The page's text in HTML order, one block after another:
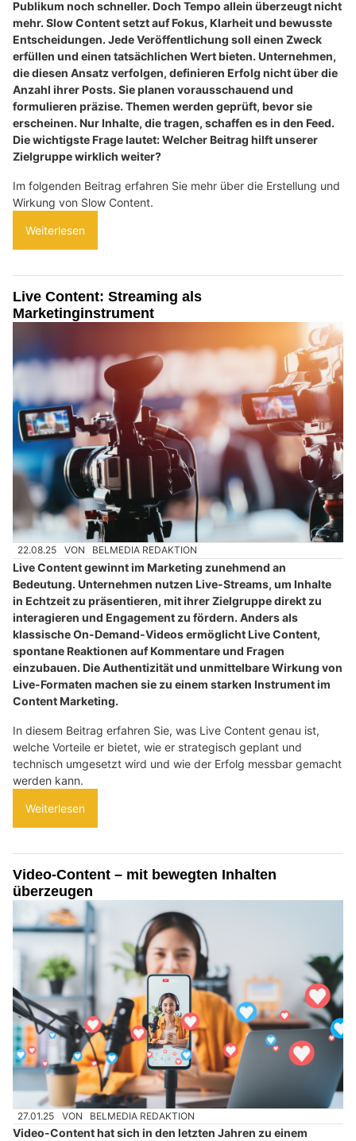
Publikum noch schneller. Doch Tempo allein überzeugt nicht
mehr. Slow Content setzt auf Fokus, Klarheit und bewusste
Entscheidungen. Jede Veröffentlichung soll einen Zweck
erfüllen und einen tatsächlichen Wert bieten. Unternehmen,
die diesen Ansatz verfolgen, definieren Erfolg nicht über die
Anzahl ihrer Posts. Sie planen vorausschauend und
formulieren präzise. Themen werden geprüft, bevor sie
erscheinen. Nur Inhalte, die tragen, schaffen es in den Feed.
Die wichtigste Frage lautet: Welcher Beitrag hilft unserer
Zielgruppe wirklich weiter?
Im folgenden Beitrag erfahren Sie mehr über die Erstellung und
Wirkung von Slow Content.
Weiterlesen
Live Content: Streaming als
Marketinginstrument
22.08.25 VON BELMEDIA REDAKTION
Live Content gewinnt im Marketing zunehmend an
Bedeutung. Unternehmen nutzen Live-Streams, um Inhalte
in Echtzeit zu präsentieren, mit ihrer Zielgruppe direkt zu
interagieren und Engagement zu fördern. Anders als
klassische On-Demand-Videos ermöglicht Live Content,
spontane Reaktionen auf Kommentare und Fragen
einzubauen. Die Authentizität und unmittelbare Wirkung von
Live-Formaten machen sie zu einem starken Instrument im
Content Marketing.
In diesem Beitrag erfahren Sie, was Live Content genau ist,
welche Vorteile er bietet, wie er strategisch geplant und
technisch umgesetzt wird und wie der Erfolg messbar gemacht
werden kann.
Weiterlesen
Video-Content – mit bewegten Inhalten
überzeugen
27.01.25 VON BELMEDIA REDAKTION
Video-Content hat sich in den letzten Jahren zu einem